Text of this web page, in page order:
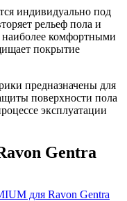
индивидуально под
рельеф пола и
наиболее комфортными
покрытие
предназначены для
поверхности пола
эксплуатации
Gentra
для Ravon Gentra